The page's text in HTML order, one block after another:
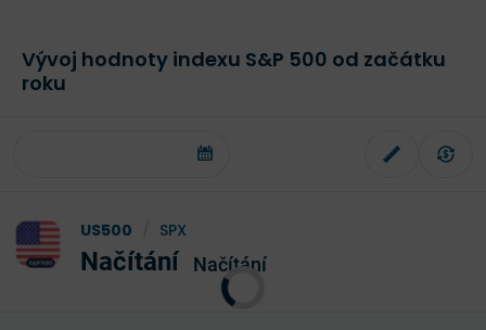
Vývoj hodnoty indexu S&P 500 od začátku
roku
US500 SPX
Načítání Načítání